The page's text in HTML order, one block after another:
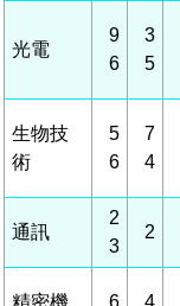
管理局位置
廉政反貪、
廉政資訊
公職人員及
機關採購廉
檔案應用專區
檔案應用服
檔案應用及
檔案教育訓
WebMail(新)
園區土地廠
園區資源再
污水處理廠
水電供應
園區土地廠
污水處理廠
土地規劃
水電供應
園區土地廠
污水處理廠
機構及廠商名
廠商名錄
園區公會資訊
研究機構
文化藝術
公共藝術
考古遺址
園區生活
生活服務
創新創業
投資業務
工商業務
通關業務
工安管理
土地及廠房租
污水費
廢棄物清除
園區課程及獎
科學園區人
新興科技應
園區廠商採購